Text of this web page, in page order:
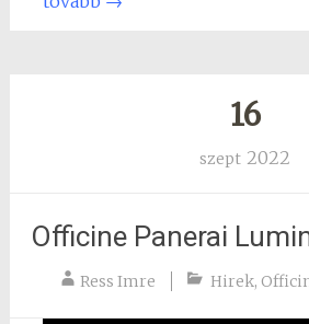
16
szept 2022
Officine Panerai
Ress Imre Hirek,